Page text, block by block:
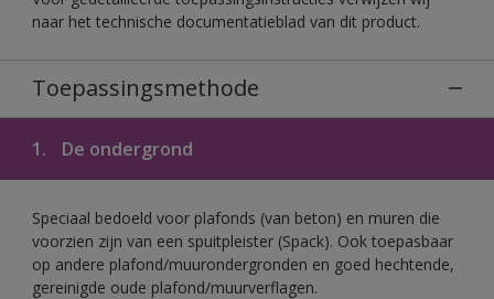
naar het technische documentatieblad van dit product.
Toepassingsmethode
1. De ondergrond
Speciaal bedoeld voor plafonds (van beton) en muren die
voorzien zijn van een spuitpleister (Spack). Ook toepasbaar
op andere plafond/muurondergronden en goed hechtende,
gereinigde oude plafond/muurverflagen.